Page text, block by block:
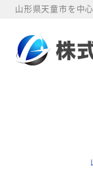
Skip
content
山形県天童市を中